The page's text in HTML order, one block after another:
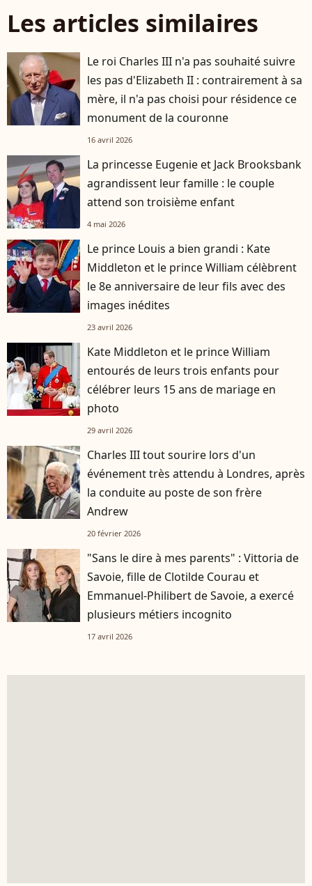
Les articles similaires
Le roi Charles III n'a pas souhaité suivre
les pas d'Elizabeth II : contrairement à sa
mère, il n'a pas choisi pour résidence ce
monument de la couronne
16 avril 2026
La princesse Eugenie et Jack Brooksbank
agrandissent leur famille : le couple
attend son troisième enfant
4 mai 2026
Le prince Louis a bien grandi : Kate
Middleton et le prince William célèbrent
le 8e anniversaire de leur fils avec des
images inédites
23 avril 2026
Kate Middleton et le prince William
entourés de leurs trois enfants pour
célébrer leurs 15 ans de mariage en
photo
29 avril 2026
Charles III tout sourire lors d'un
événement très attendu à Londres, après
la conduite au poste de son frère
Andrew
20 février 2026
"Sans le dire à mes parents" : Vittoria de
Savoie, fille de Clotilde Courau et
Emmanuel-Philibert de Savoie, a exercé
plusieurs métiers incognito
17 avril 2026